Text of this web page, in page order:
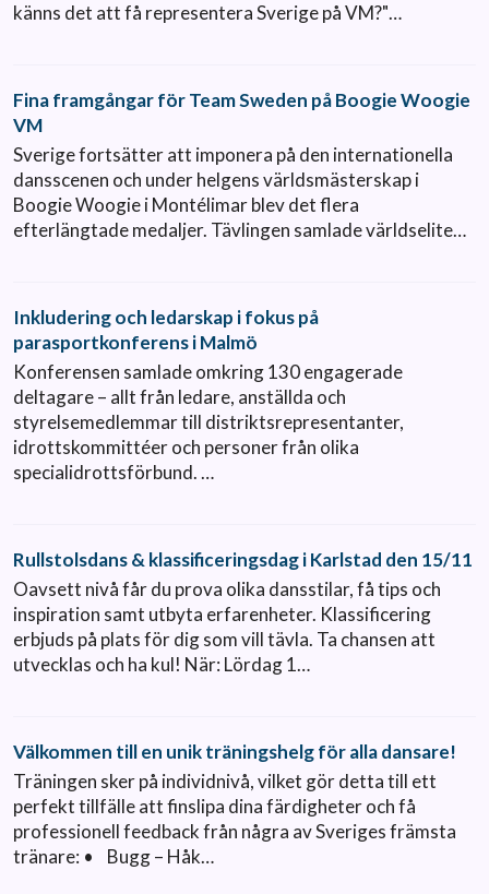
känns det att få representera Sverige på VM?"…
Fina framgångar för Team Sweden på Boogie Woogie
VM
Sverige fortsätter att imponera på den internationella
dansscenen och under helgens världsmästerskap i
Boogie Woogie i Montélimar blev det flera
efterlängtade medaljer. Tävlingen samlade världselite…
Inkludering och ledarskap i fokus på
parasportkonferens i Malmö
Konferensen samlade omkring 130 engagerade
deltagare – allt från ledare, anställda och
styrelsemedlemmar till distriktsrepresentanter,
idrottskommittéer och personer från olika
specialidrottsförbund. …
Rullstolsdans & klassificeringsdag i Karlstad den 15/11
Oavsett nivå får du prova olika dansstilar, få tips och
inspiration samt utbyta erfarenheter. Klassificering
erbjuds på plats för dig som vill tävla. Ta chansen att
utvecklas och ha kul! När: Lördag 1…
Välkommen till en unik träningshelg för alla dansare!
Träningen sker på individnivå, vilket gör detta till ett
perfekt tillfälle att finslipa dina färdigheter och få
professionell feedback från några av Sveriges främsta
tränare: • Bugg – Håk…